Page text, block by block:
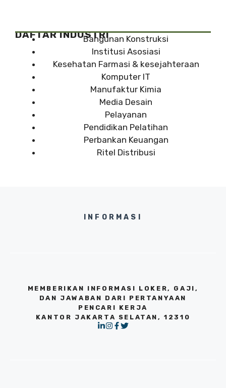
DAFTAR INDUSTRIBangunan Konstruksi
Institusi Asosiasi
Kesehatan Farmasi & kesejahteraan
Komputer IT
Manufaktur Kimia
Media Desain
Pelayanan
Pendidikan Pelatihan
Perbankan Keuangan
Ritel Distribusi
INFORMASI
MEMBERIKAN INFORMASI LOKER, GAJI,
DAN JAWABAN DARI PERTANYAAN
PENCARI KERJA
KANTOR JAKARTA SELATAN, 12310